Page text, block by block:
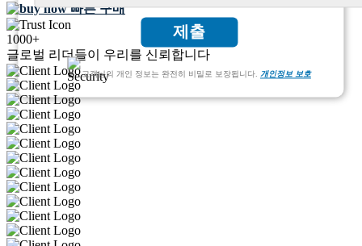
빠른 구매
1000+
글로벌 리더들이 우리를 신뢰합니다
제출
고객님의 개인 정보는 완전히 비밀로 보장됩니다. 개인정보 보호